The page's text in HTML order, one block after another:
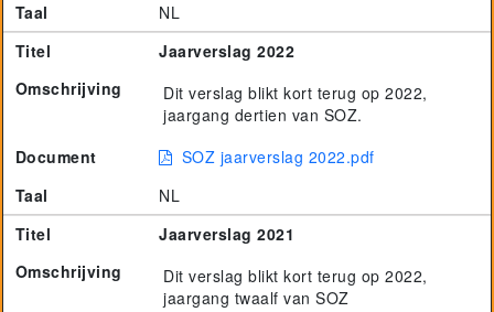
Taal
NL
Titel
Jaarverslag 2022
Omschrijving
Dit verslag blikt kort terug op 2022,
jaargang dertien van SOZ.
Document
SOZ jaarverslag 2022.pdf
Taal
NL
Titel
Jaarverslag 2021
Omschrijving
Dit verslag blikt kort terug op 2022,
jaargang twaalf van SOZ